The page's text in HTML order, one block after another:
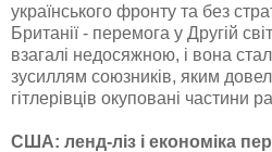
українського фронту та без
Британії - перемога у Другій
взагалі недосяжною, і вона
зусиллям союзників, яким
гітлерівців окуповані частини
США: ленд-ліз і економіка